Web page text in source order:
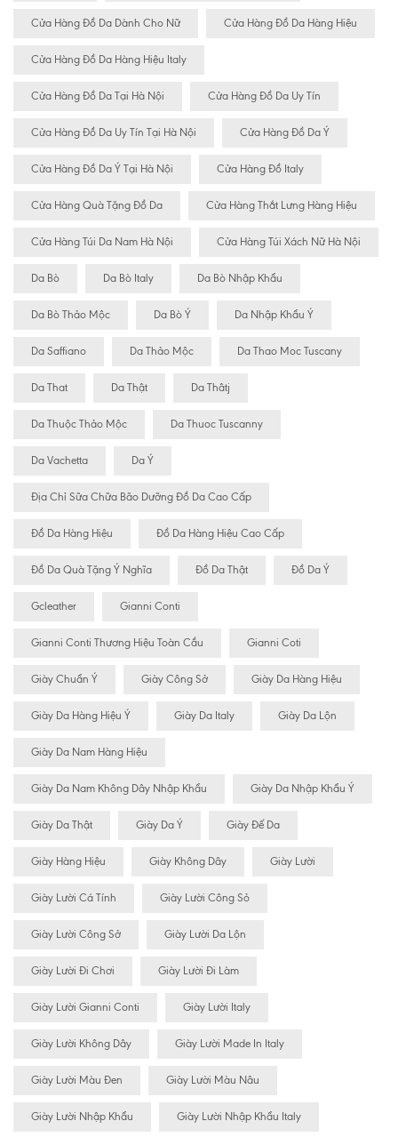
Cửa Hàng Đồ Da Dành Cho Nữ Cửa Hàng Đồ Da Hàng Hiệu
Cửa Hàng Đồ Da Hàng Hiệu Italy
Cửa Hàng Đồ Da Tại Hà Nội Cửa Hàng Đồ Da Uy Tín
Cửa Hàng Đồ Da Uy Tín Tại Hà Nội Cửa Hàng Đồ Da Ý
Cửa Hàng Đồ Da Ý Tại Hà Nội Cửa Hàng Đồ Italy
Cửa Hàng Quà Tặng Đồ Da Cửa Hàng Thắt Lưng Hàng Hiệu
Cửa Hàng Túi Da Nam Hà Nội Cửa Hàng Túi Xách Nữ Hà Nội
Da Bò Da Bò Italy Da Bò Nhập Khẩu
Da Bò Thảo Mộc Da Bò Ý Da Nhập Khẩu Ý
Da Saffiano Da Thảo Mộc Da Thao Moc Tuscany
Da That Da Thật Da Thâtj
Da Thuộc Thảo Mộc Da Thuoc Tuscanny
Da Vachetta Da Ý
Địa Chỉ Sữa Chữa Bão Dưỡng Đồ Da Cao Cấp
Đồ Da Hàng Hiệu Đồ Da Hàng Hiệu Cao Cấp
Đồ Da Quà Tặng Ý Nghĩa Đồ Da Thật Đồ Da Ý
Gcleather Gianni Conti
Gianni Conti Thương Hiệu Toàn Cầu Gianni Coti
Giày Chuẩn Ý Giày Công Sở Giày Da Hàng Hiệu
Giày Da Hàng Hiệu Ý Giày Da Italy Giày Da Lộn
Giày Da Nam Hàng Hiệu
Giày Da Nam Không Dây Nhập Khẩu Giày Da Nhập Khẩu Ý
Giày Da Thật Giày Da Ý Giày Đế Da
Giày Hàng Hiệu Giày Không Dây Giày Lười
Giày Lười Cá Tính Giày Lười Công Sỏ
Giày Lười Công Sở Giày Lười Da Lộn
Giày Lười Đi Chơi Giày Lười Đi Làm
Giày Lười Gianni Conti Giày Lười Italy
Giày Lười Không Dây Giày Lười Made In Italy
Giày Lười Màu Đen Giày Lười Màu Nâu
Giày Lười Nhập Khẩu Giày Lười Nhập Khẩu Italy